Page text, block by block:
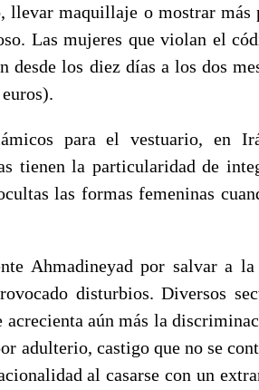
llevar maquillaje o mostrar más
Las mujeres que violan el
desde los diez días a los dos
para el vestuario, en
tienen la particularidad de
las formas femeninas
Ahmadineyad por salvar a
disturbios. Diversos
aún más la
adulterio, castigo que no se
al casarse con un